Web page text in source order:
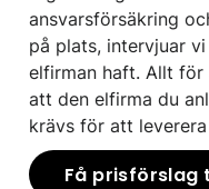
ansvarsförsäkring
på plats, intervjuar
elfirman haft. Allt
att den elfirma du
krävs för att
Få prisförslag